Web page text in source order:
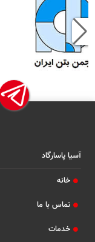
آسیا پاسارگاد
خانه
تماس با ما
خدمات